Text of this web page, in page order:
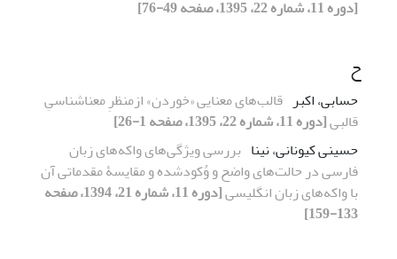
[دوره 11، شماره 22، 1395، صفحه 49-76]
ح
حسابی، اکبر قالب‌های معنایی «خوردن» ازمنظرِ معناشناسیِ
قالبی[دوره 11، شماره 22، 1395، صفحه 1-26]
حسینی کیونانی، نینا بررسی ویژگی‌های واکه‌های زبان
فارسی در حالت‌های واضح و وُکودشده و مقایسۀ مقدماتی آن
با واکه‌های زبان انگلیسی
[دوره 11، شماره 21، 1394، صفحه
133-159]